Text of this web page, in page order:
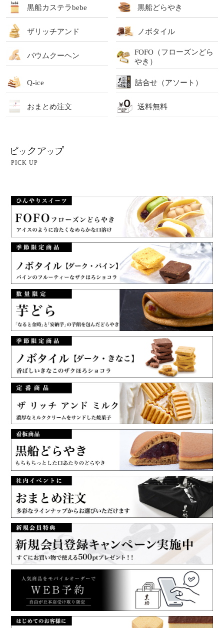
黒船カステラbebe 黒船どらやき
ザリッチアンド ノボタイル
バウムクーヘン
FOFO（フローズンどら
やき）
Q-ice 詰合せ（アソート）
おまとめ注文 送料無料
PICK UP